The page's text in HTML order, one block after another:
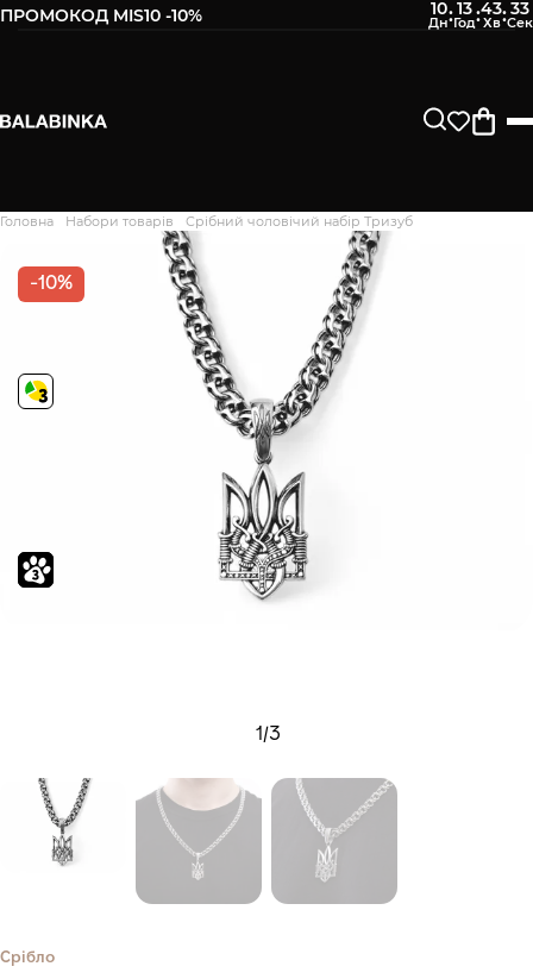
ПРОМОКОД MIS10 -10% 10:13:43:33
Головна Набори товарів Срібний чоловічий набір Тризуб
1/3
-10%
Срібло
Дякуємо. Ваш відгук
відправлено на модерацію